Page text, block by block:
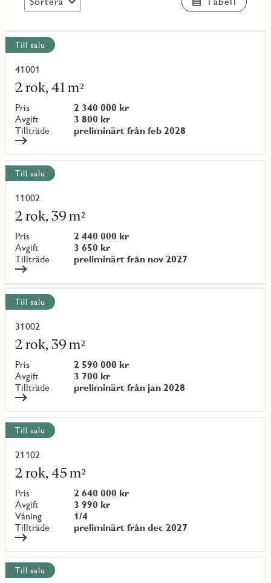
Visa
alla
objekt
Till salu
41001
2 rok, 41 m²
Pris
2 340 000 kr
Avgift
3 800 kr
Tillträde
preliminärt från feb 2028
Läs
mer
om
objekt
{objectNumber}
Till salu
11002
2 rok, 39 m²
Pris
2 440 000 kr
Avgift
3 650 kr
Tillträde
preliminärt från nov 2027
Läs
mer
om
objekt
{objectNumber}
Till salu
31002
2 rok, 39 m²
Pris
2 590 000 kr
Avgift
3 700 kr
Tillträde
preliminärt från jan 2028
Läs
mer
om
objekt
{objectNumber}
Till salu
21102
2 rok, 45 m²
Pris
2 640 000 kr
Avgift
3 990 kr
Våning
1/4
Tillträde
preliminärt från dec 2027
Läs
mer
om
objekt
{objectNumber}
Till salu